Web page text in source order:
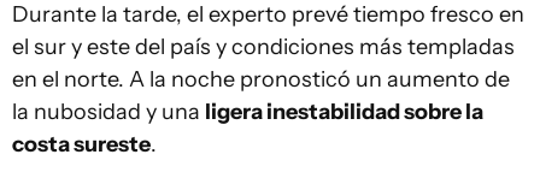
Durante la tarde, el experto prevé tiempo fresco en
el sur y este del país y condiciones más templadas
en el norte. A la noche pronosticó un aumento de
la nubosidad y una ligera inestabilidad sobre la
costa sureste.